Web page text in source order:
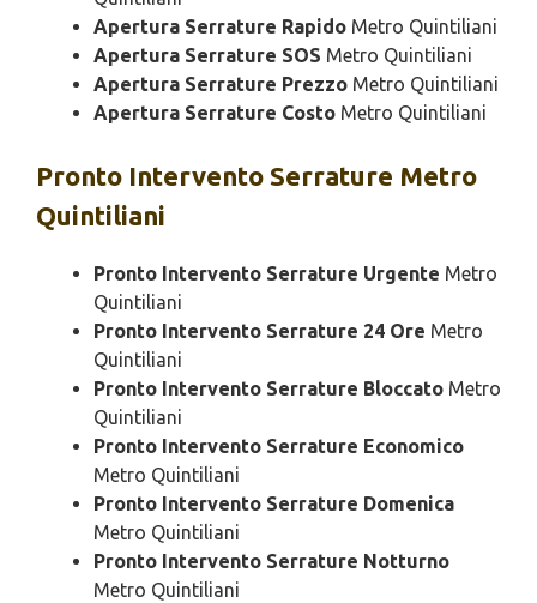
Apertura Serrature Rapido Metro Quintiliani
Apertura Serrature SOS Metro Quintiliani
Apertura Serrature Prezzo Metro Quintiliani
Apertura Serrature Costo Metro Quintiliani
Pronto Intervento Serrature Metro
Quintiliani
Pronto Intervento Serrature Urgente Metro
Quintiliani
Pronto Intervento Serrature 24 Ore Metro
Quintiliani
Pronto Intervento Serrature Bloccato Metro
Quintiliani
Pronto Intervento Serrature Economico
Metro Quintiliani
Pronto Intervento Serrature Domenica
Metro Quintiliani
Pronto Intervento Serrature Notturno
Metro Quintiliani